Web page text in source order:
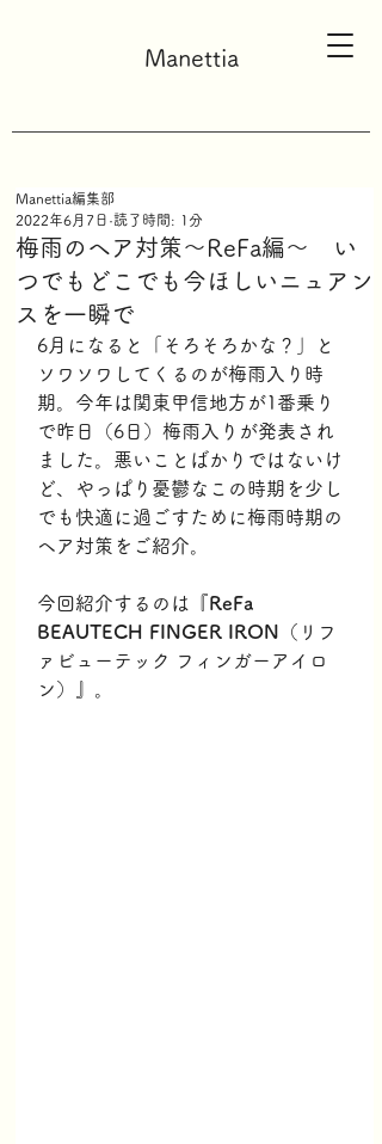
Manettia
梅雨のヘア対策〜ReFa編〜 い
つでもどこでも今ほしいニュアン
スを一瞬で
Manettia編集部
2022年6月7日 読了時間: 1分
6月になると「そろそろかな？」と
ソワソワしてくるのが梅雨入り時
期。今年は関東甲信地方が1番乗り
で昨日（6日）梅雨入りが発表され
ました。悪いことばかりではないけ
ど、やっぱり憂鬱なこの時期を少し
でも快適に過ごすために梅雨時期の
ヘア対策をご紹介。
今回紹介するのは『 ReFa
BEAUTECH FINGER IRON
（リフ
ァビューテック フィンガーアイロ
ン）』。